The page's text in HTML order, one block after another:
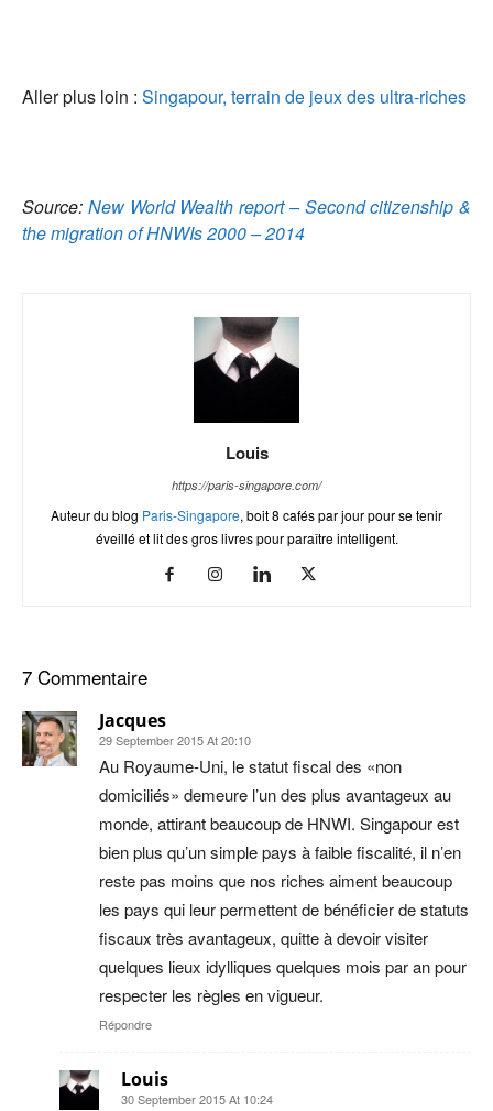
Aller plus loin : Singapour, terrain de jeux des ultra-riches
Source: New World Wealth report – Second citizenship &
the migration of HNWIs 2000 – 2014
Louis
https://paris-singapore.com/
Auteur du blog Paris-Singapore, boit 8 cafés par jour pour se tenir
éveillé et lit des gros livres pour paraître intelligent.
7 Commentaire
Jacques
29 September 2015 At 20:10
Au Royaume-Uni, le statut fiscal des «non
domiciliés» demeure l’un des plus avantageux au
monde, attirant beaucoup de HNWI. Singapour est
bien plus qu’un simple pays à faible fiscalité, il n’en
reste pas moins que nos riches aiment beaucoup
les pays qui leur permettent de bénéficier de statuts
fiscaux très avantageux, quitte à devoir visiter
quelques lieux idylliques quelques mois par an pour
respecter les règles en vigueur.
Répondre
Louis
30 September 2015 At 10:24